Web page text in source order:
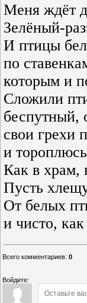
Меня ждёт
Зелёный-
И птицы
по
которым и
Сложили
беспутный,
свои грехи
и
Как в храм,
Пусть
От белых
и чисто,
Всего комментариев: 0
Войдите: